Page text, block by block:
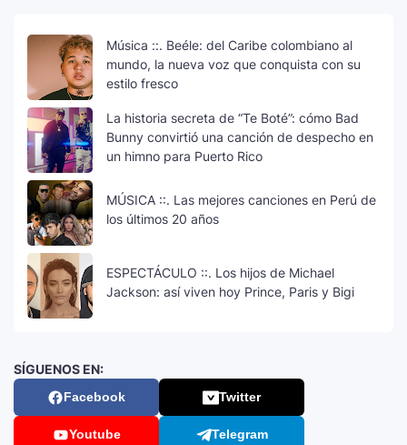
Música ::. Beéle: del Caribe colombiano al
mundo, la nueva voz que conquista con su
estilo fresco
La historia secreta de “Te Boté”: cómo Bad
Bunny convirtió una canción de despecho en
un himno para Puerto Rico
MÚSICA ::. Las mejores canciones en Perú de
los últimos 20 años
ESPECTÁCULO ::. Los hijos de Michael
Jackson: así viven hoy Prince, Paris y Bigi
SÍGUENOS EN:
Facebook Twitter
Youtube Telegram